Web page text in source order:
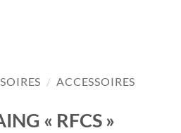
/ ACCESSOIRES
« RFCS »